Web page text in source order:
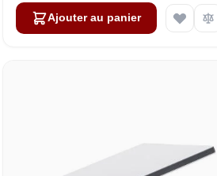
Ajouter au panier